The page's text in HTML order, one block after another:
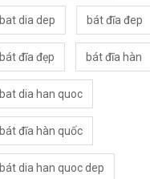
bat dia dep bát đĩa đep
bát đĩa đẹp bát đĩa hàn
bat dia han quoc
bát đĩa hàn quốc
bát dia han quoc dep